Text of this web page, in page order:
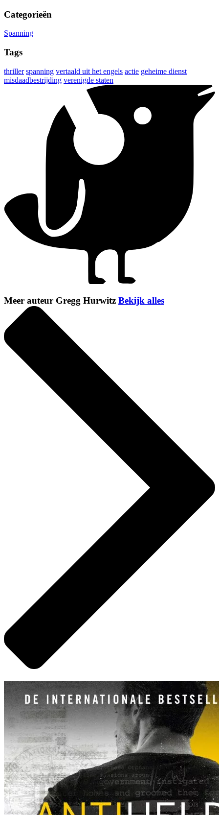
Categorieën
Spanning
Tags
thriller spanning vertaald uit het engels actie geheime dienst
misdaadbestrijding verenigde staten
Meer auteur Gregg Hurwitz Bekijk alles